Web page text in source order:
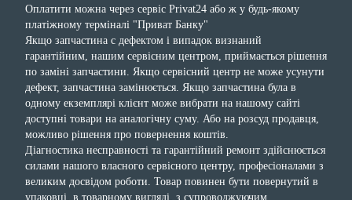
Оплатити можна через сервіс Privat24 або ж у будь-якому
платіжному терміналі "Приват Банку"
Якщо запчастина с дефектом і випадок визнаний
гарантійним, нашим сервісним центром, приймається рішення
по заміні запчастини. Якщо сервісний центр не може усунути
дефект, запчастина замінюється. Якщо запчастина була в
одному екземплярі клієнт може вибрати на нашому сайті
доступні товари на аналогічну суму. Або на розсуд продавця,
можливо рішення про повернення коштів.
Діагностика несправності та гарантійний ремонт здійснюється
силами нашого власного сервісного центру, професіоналами з
великим досвідом роботи. Товар повинен бути повернутий в
упаковці, в товарному вигляді, з супроводжуючим